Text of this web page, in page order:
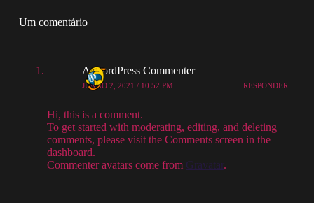
Um comentário
A WordPress Commenter
JUNHO 2, 2021 / 10:52 PM RESPONDER
Hi, this is a comment.
To get started with moderating, editing, and deleting
comments, please visit the Comments screen in the
dashboard.
Commenter avatars come from Gravatar.